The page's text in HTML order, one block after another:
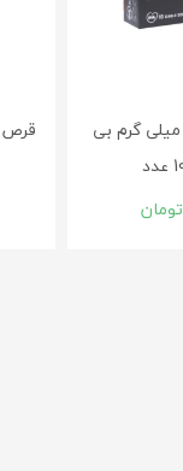
ال آرژنین 2000 میلی گرم بی
تومان